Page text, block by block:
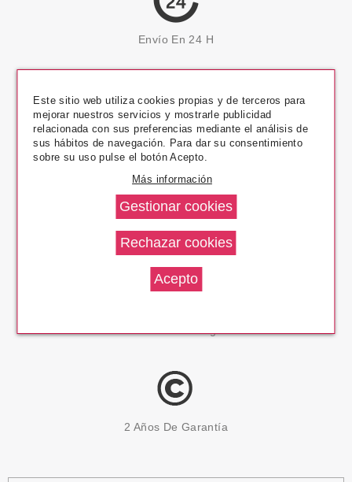
Envío En 24 H
Pago Seguro
14 Días Devolución
2 Años De Garantía
Este sitio web utiliza cookies propias y de terceros para
mejorar nuestros servicios y mostrarle publicidad
relacionada con sus preferencias mediante el análisis de
sus hábitos de navegación. Para dar su consentimiento
sobre su uso pulse el botón Acepto.
Más información